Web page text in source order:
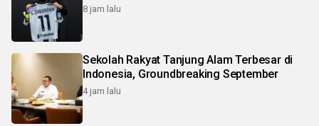
8 jam lalu
Sekolah Rakyat Tanjung Alam Terbesar di
Indonesia, Groundbreaking September
4 jam lalu